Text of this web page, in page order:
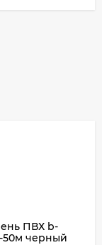
ПВХ b-
50м черный